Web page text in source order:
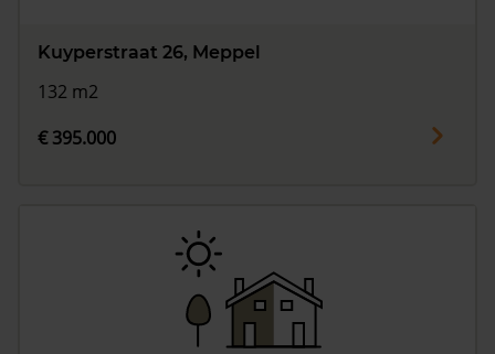
Kuyperstraat 26, Meppel
132 m2
€ 395.000